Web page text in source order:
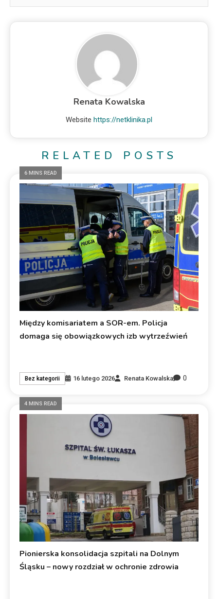
Renata Kowalska
Website https://netklinika.pl
RELATED POSTS
6 MINS READ
Między komisariatem a SOR-em. Policja
domaga się obowiązkowych izb wytrzeźwień
Bez kategorii 16 lutego 2026 Renata Kowalska 0
4 MINS READ
Pionierska konsolidacja szpitali na Dolnym
Śląsku – nowy rozdział w ochronie zdrowia